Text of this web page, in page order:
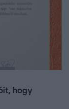
hogy